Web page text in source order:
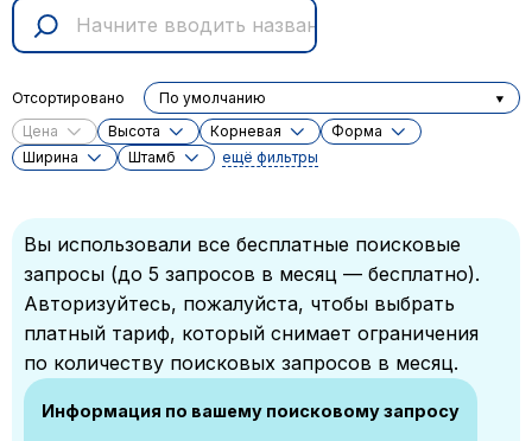
Цена Высота Корневая
Форма
Ширина
Штамб ещё фильтры
Отсортировано По умолчанию
Вы использовали все бесплатные поисковые
запросы (до 5 запросов в месяц — бесплатно).
Авторизуйтесь, пожалуйста, чтобы выбрать
платный тариф, который снимает ограничения
по количеству поисковых запросов в месяц.
Информация по вашему поисковому запросу